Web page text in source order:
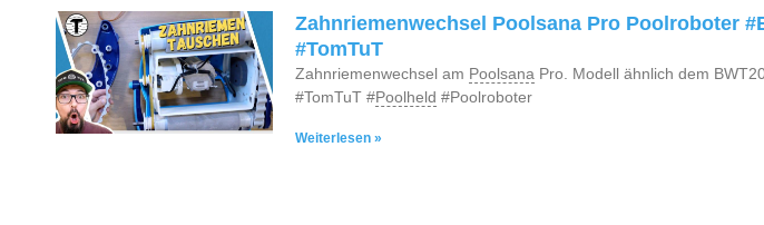
Zahnriemenwechsel Poolsana Pro Poolroboter
#TomTuT
Zahnriemenwechsel am Poolsana Pro. Modell ähnlich dem
#TomTuT #Poolheld #Poolroboter
Weiterlesen »